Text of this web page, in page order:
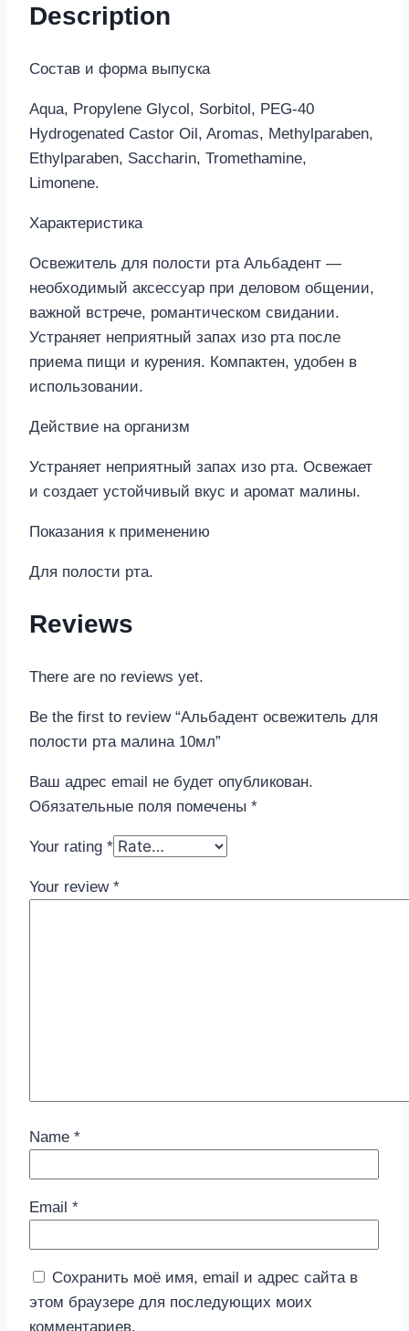
Description
Состав и форма выпуска
Aqua, Propylene Glycol, Sorbitol, PEG-40
Hydrogenated Castor Oil, Aromas, Methylparaben,
Ethylparaben, Saccharin, Tromethamine,
Limonene.
Характеристика
Освежитель для полости рта Альбадент —
необходимый аксессуар при деловом общении,
важной встрече, романтическом свидании.
Устраняет неприятный запах изо рта после
приема пищи и курения. Компактен, удобен в
использовании.
Действие на организм
Устраняет неприятный запах изо рта. Освежает
и создает устойчивый вкус и аромат малины.
Показания к применению
Для полости рта.
Reviews
There are no reviews yet.
Be the first to review “Альбадент освежитель для
полости рта малина 10мл”
Ваш адрес email не будет опубликован.
Обязательные поля помечены *
Your rating *
Your review *
Name *
Email *
Сохранить моё имя, email и адрес сайта в
этом браузере для последующих моих
комментариев.